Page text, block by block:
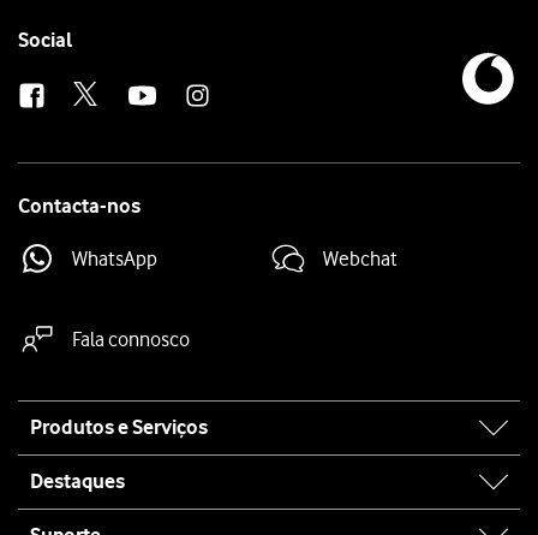
Follow
Social
Contacta-nos
WhatsApp Webchat
Fala connosco
map
Produtos e Serviços
Destaques